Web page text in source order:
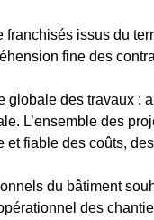
franchisés issus du
fine des
globale des travaux
L’ensemble des
et fiable des coûts,
du bâtiment
des